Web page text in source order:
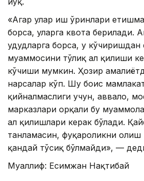
«Агар улар иш ўринлари
борса, уларга квота берилади.
ҳудудларга борса, у
муаммосини тўлиқ ҳал қилиши
кўчиши мумкин. Ҳозир
нарсалар кўп. Шу боис
қийналмаслиги учун, аввало,
марказлари орқали бу
ҳал қилишлари керак бўлади.
танламасин, фуқароликни олиш
қандай тўсиқ бўлмайди», —
Муаллиф: Есимжан Нақтибай